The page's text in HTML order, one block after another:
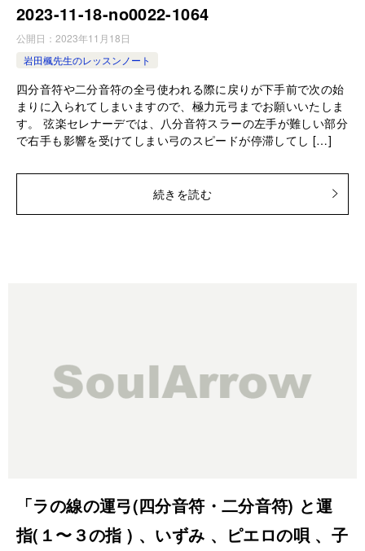
2023-11-18-no0022-1064
公開日： 2023年11月18日
岩田楓先生のレッスンノート
四分音符や二分音符の全弓使われる際に戻りが下手前で次の始
まりに入られてしまいますので、極力元弓までお願いいたしま
す。 弦楽セレナーデでは、八分音符スラーの左手が難しい部分
で右手も影響を受けてしまい弓のスピードが停滞してし […]
続きを読む
「ラの線の運弓(四分音符・二分音符) と運
指(１〜３の指 ) 、いずみ 、ピエロの唄 、子